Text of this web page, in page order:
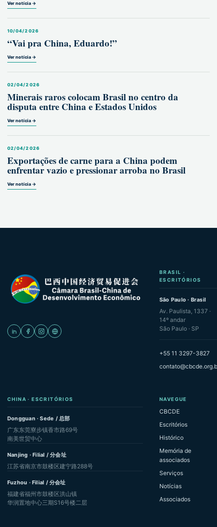
Ver notícia →
10/04/2026
“Vai pra China, Eduardo!”
Ver notícia →
02/04/2026
Minerais raros colocam Brasil no centro da
disputa entre China e Estados Unidos
Ver notícia →
02/04/2026
Exportações de carne para a China podem
enfrentar vazio e pressionar arroba no Brasil
Ver notícia →
BRASIL ·
ESCRITÓRIOS
São Paulo · Brasil
Av. Paulista, 1337 ·
14º andar
São Paulo · SP
+55 11 3297-3827
CHINA · ESCRITÓRIOS
Dongguan · Sede / 总部
广东东莞寮步镇香市路69号
南美世贸中心
Nanjing · Filial / 分会址
江苏省南京市鼓楼区建宁路288号
Fuzhou · Filial / 分会址
福建省福州市鼓楼区洪山镇
华润置地中心三期S16号楼二层
NAVEGUE
CBCDE
Escritórios
Histórico
Memória de
associados
Serviços
Notícias
Associados